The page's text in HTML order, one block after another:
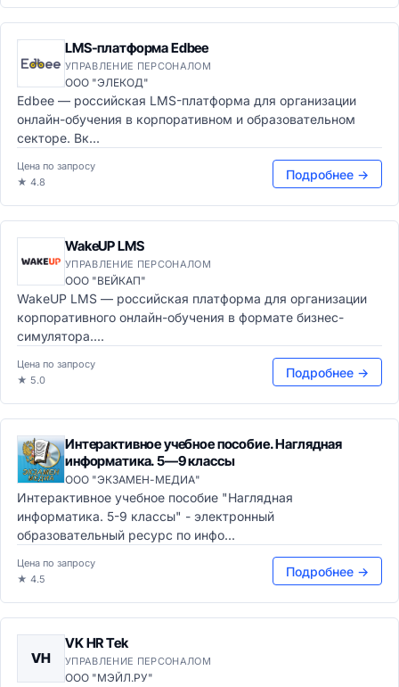
LMS-платформа Edbee
УПРАВЛЕНИЕ ПЕРСОНАЛОМ
ООО "ЭЛЕКОД"
Edbee — российская LMS-платформа для организации
онлайн-обучения в корпоративном и образовательном
секторе. Вк...
Цена по запросу
★ 4.8
Подробнее →
WakeUP LMS
УПРАВЛЕНИЕ ПЕРСОНАЛОМ
ООО "ВЕЙКАП"
WakeUP LMS — российская платформа для организации
корпоративного онлайн-обучения в формате бизнес-
симулятора....
Цена по запросу
★ 5.0
Подробнее →
Интерактивное учебное пособие. Наглядная
информатика. 5—9 классы
ООО "ЭКЗАМЕН-МЕДИА"
Интерактивное учебное пособие "Наглядная
информатика. 5-9 классы" - электронный
образовательный ресурс по инфо...
Цена по запросу
★ 4.5
Подробнее →
VH
VK HR Tek
УПРАВЛЕНИЕ ПЕРСОНАЛОМ
ООО "МЭЙЛ.РУ"